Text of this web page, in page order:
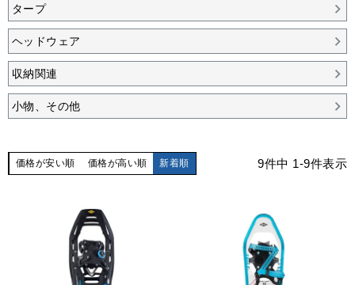
タープ
ヘッドウェア
収納関連
小物、その他
価格が安い順 価格が高い順 新着順 9件中 1-9件表示